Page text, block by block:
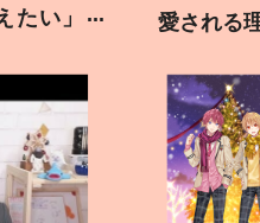
たい」新
愛される